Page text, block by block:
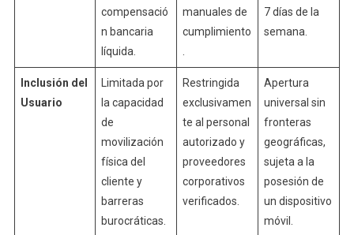
compensació
n bancaria
líquida.
manuales de
cumplimiento
7 días de la
semana.
Inclusión del
Usuario
Limitada por
la capacidad
de
movilización
física del
cliente y
barreras
burocráticas.
Restringida
exclusivamen
te al personal
autorizado y
proveedores
corporativos
verificados.
Apertura
universal sin
fronteras
geográficas,
sujeta a la
posesión de
un dispositivo
móvil.